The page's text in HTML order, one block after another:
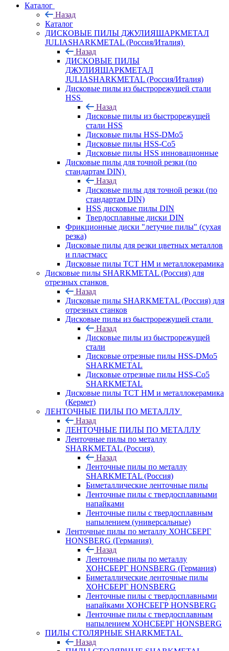
Каталог
Назад
Каталог
ДИСКОВЫЕ ПИЛЫ ДЖУЛИЯШАРКМЕТАЛ
JULIASHARKMETAL (Россия/Италия)
Назад
ДИСКОВЫЕ ПИЛЫ
ДЖУЛИЯШАРКМЕТАЛ
JULIASHARKMETAL (Россия/Италия)
Дисковые пилы из быстрорежущей стали
HSS
Назад
Дисковые пилы из быстрорежущей
стали HSS
Дисковые пилы HSS-DMo5
Дисковые пилы HSS-Co5
Дисковые пилы HSS инновационные
Дисковые пилы для точной резки (по
стандартам DIN)
Назад
Дисковые пилы для точной резки (по
стандартам DIN)
HSS дисковые пилы DIN
Твердосплавные диски DIN
Фрикционные диски "летучие пилы" (сухая
резка)
Дисковые пилы для резки цветных металлов
и пластмасс
Дисковые пилы ТСТ НМ и металлокерамика
Дисковые пилы SHARKMETAL (Россия) для
отрезных станков
Назад
Дисковые пилы SHARKMETAL (Россия) для
отрезных станков
Дисковые пилы из быстрорежущей стали
Назад
Дисковые пилы из быстрорежущей
стали
Дисковые отрезные пилы HSS-DMo5
SHARKMETAL
Дисковые отрезные пилы HSS-Co5
SHARKMETAL
Дисковые пилы ТСТ НМ и металлокерамика
(Кермет)
ЛЕНТОЧНЫЕ ПИЛЫ ПО МЕТАЛЛУ
Назад
ЛЕНТОЧНЫЕ ПИЛЫ ПО МЕТАЛЛУ
Ленточные пилы по металлу
SHARKMETAL (Россия)
Назад
Ленточные пилы по металлу
SHARKMETAL (Россия)
Биметаллические ленточные пилы
Ленточные пилы с твердосплавными
напайками
Ленточные пилы с твердосплавным
напылением (универсальные)
Ленточные пилы по металлу ХОНСБЕРГ
HONSBERG (Германия)
Назад
Ленточные пилы по металлу
ХОНСБЕРГ HONSBERG (Германия)
Биметаллические ленточные пилы
ХОНСБЕРГ HONSBERG
Ленточные пилы с твердосплавными
напайками ХОНСБЕГР HONSBERG
Ленточные пилы с твердосплавным
напылением ХОНСБЕРГ HONSBERG
ПИЛЫ СТОЛЯРНЫЕ SHARKMETAL
Назад